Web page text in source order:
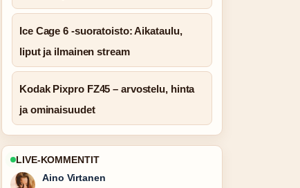
Ice Cage 6 -suoratoisto: Aikataulu,
liput ja ilmainen stream
Kodak Pixpro FZ45 – arvostelu, hinta
ja ominaisuudet
LIVE-KOMMENTIT
Aino Virtanen